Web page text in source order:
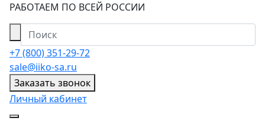
РАБОТАЕМ ПО ВСЕЙ РОССИИ
+7 (800) 351-29-72
sale@iiko-sa.ru
Заказать звонок
Личный кабинет